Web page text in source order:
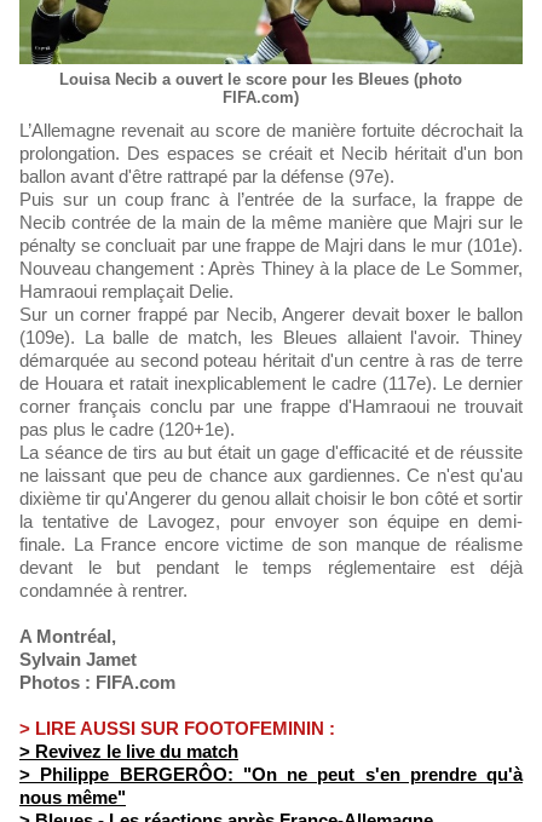
Louisa Necib a ouvert le score pour les Bleues (photo
FIFA.com)
L’Allemagne revenait au score de manière fortuite décrochait la
prolongation. Des espaces se créait et Necib héritait d'un bon
ballon avant d'être rattrapé par la défense (97e).
Puis sur un coup franc à l’entrée de la surface, la frappe de
Necib contrée de la main de la même manière que Majri sur le
pénalty se concluait par une frappe de Majri dans le mur (101e).
Nouveau changement : Après Thiney à la place de Le Sommer,
Hamraoui remplaçait Delie.
Sur un corner frappé par Necib, Angerer devait boxer le ballon
(109e). La balle de match, les Bleues allaient l'avoir. Thiney
démarquée au second poteau héritait d'un centre à ras de terre
de Houara et ratait inexplicablement le cadre (117e). Le dernier
corner français conclu par une frappe d'Hamraoui ne trouvait
pas plus le cadre (120+1e).
La séance de tirs au but était un gage d'efficacité et de réussite
ne laissant que peu de chance aux gardiennes. Ce n'est qu'au
dixième tir qu'Angerer du genou allait choisir le bon côté et sortir
la tentative de Lavogez, pour envoyer son équipe en demi-
finale. La France encore victime de son manque de réalisme
devant le but pendant le temps réglementaire est déjà
condamnée à rentrer.
A Montréal,
Sylvain Jamet
Photos : FIFA.com
> LIRE AUSSI SUR FOOTOFEMININ :
> Revivez le live du match
> Philippe BERGERÔO: "On ne peut s'en prendre qu'à
nous même"